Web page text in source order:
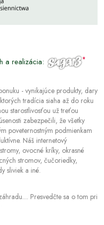
a realizácia:
- vynikajúce produkty, dary
tradícia siaha až do roku
starostlivosťou už treťou
zabezpečili, že všetky
poveternostným podmienkam
Náš internetový
ovocné kríky, okrasné
stromov, čučoriedky,
sliviek a iné.
Presvedčte sa o tom pri